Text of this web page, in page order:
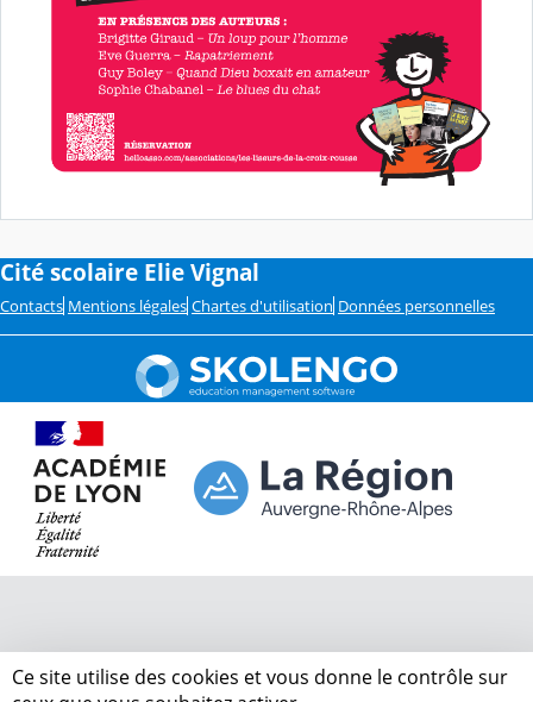
Cité scolaire Elie Vignal
Contacts Mentions légales Chartes d'utilisation Données personnelles
Ce site utilise des cookies et vous donne le contrôle sur